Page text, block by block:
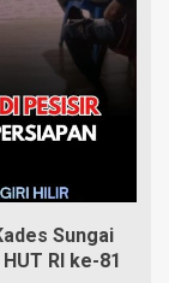
Sungai
RI ke-81